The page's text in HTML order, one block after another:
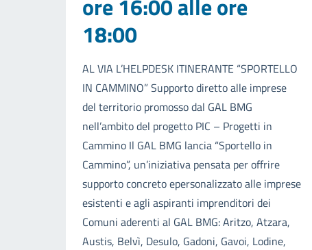
18:00
AL VIA L’HELPDESK ITINERANTE “SPORTELLO
IN CAMMINO” Supporto diretto alle imprese
del territorio promosso dal GAL BMG
nell’ambito del progetto PIC – Progetti in
Cammino Il GAL BMG lancia “Sportello in
Cammino”, un’iniziativa pensata per offrire
supporto concreto epersonalizzato alle imprese
esistenti e agli aspiranti imprenditori dei
Comuni aderenti al GAL BMG: Aritzo, Atzara,
Austis, Belvì, Desulo, Gadoni, Gavoi, Lodine,